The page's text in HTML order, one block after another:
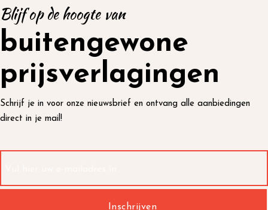
Blijf op de hoogte van
buitengewone
prijsverlagingen
Schrijf je in voor onze nieuwsbrief en ontvang alle aanbiedingen
direct in je mail!